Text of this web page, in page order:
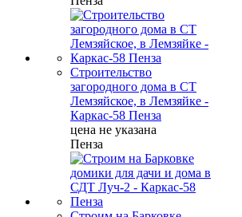
Строительство
загородного дома в СТ
Лемзяйское, в Лемзяйке -
Каркас-58 Пенза
цена не указана
Пенза